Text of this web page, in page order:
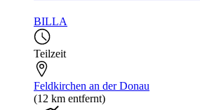
BILLA
Teilzeit
Feldkirchen an der Donau
(12 km entfernt)